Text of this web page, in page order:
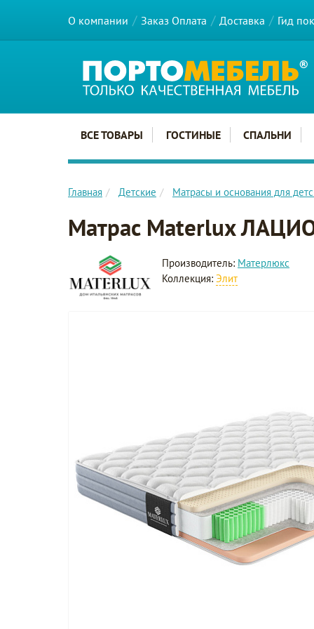
О компании Заказ Оплата Доставка Гид
Главное меню сайта
ВСЕ ТОВАРЫ ГОСТИНЫЕ СПАЛЬНИ
Главная Детские Матрасы и основания для
Матрас Materlux
Производитель: Матерлюкс
Коллекция: Элит